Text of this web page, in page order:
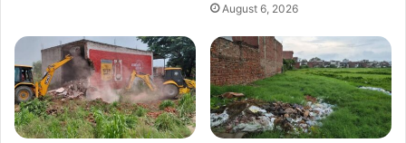
August 6, 2026